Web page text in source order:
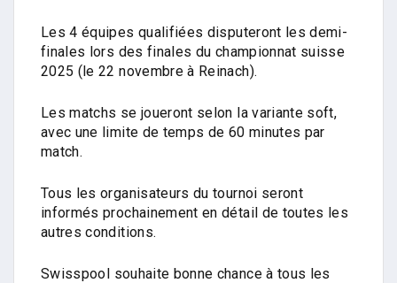
Les 4 équipes qualifiées disputeront les demi-
finales lors des finales du championnat suisse
2025 (le 22 novembre à Reinach).
Les matchs se joueront selon la variante soft,
avec une limite de temps de 60 minutes par
match.
Tous les organisateurs du tournoi seront
informés prochainement en détail de toutes les
autres conditions.
Swisspool souhaite bonne chance à tous les